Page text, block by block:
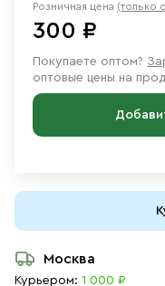
Розничная цена (только
300 ₽
Покупаете оптом?
оптовые цены на
Москва
Курьером: 1 000 ₽